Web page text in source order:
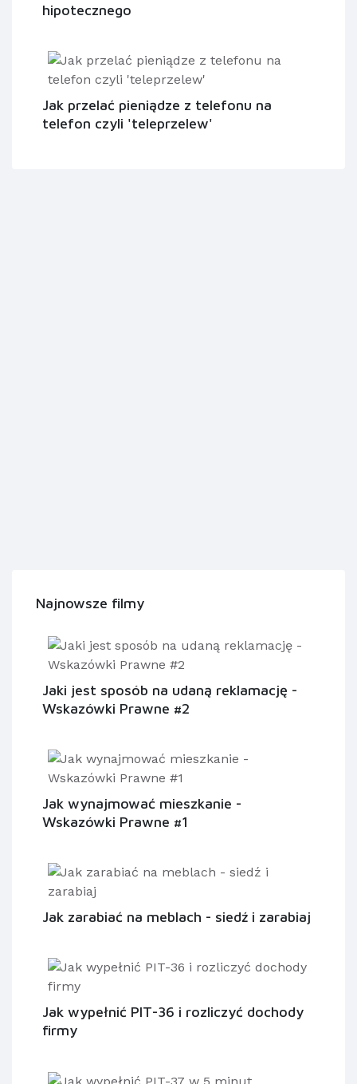
hipotecznego
Jak przelać pieniądze z telefonu na
telefon czyli 'teleprzelew'
Najnowsze filmy
Jaki jest sposób na udaną reklamację -
Wskazówki Prawne #2
Jak wynajmować mieszkanie -
Wskazówki Prawne #1
Jak zarabiać na meblach - siedź i zarabiaj
Jak wypełnić PIT-36 i rozliczyć dochody
firmy